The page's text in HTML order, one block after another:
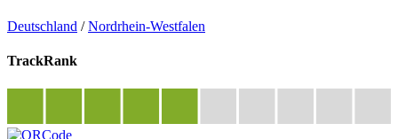
Deutschland /Nordrhein-Westfalen
TrackRank